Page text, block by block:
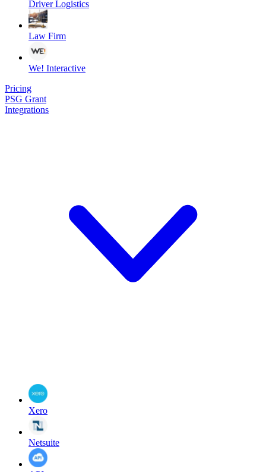
Driver Logistics
Law Firm
We! Interactive
Pricing
PSG Grant
Integrations
Xero
Netsuite